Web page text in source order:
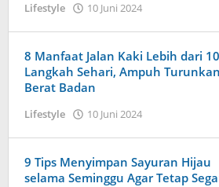
Lifestyle 10 Juni 2024
8 Manfaat Jalan Kaki Lebih dari
Langkah Sehari, Ampuh Turunkan
Berat Badan
Lifestyle 10 Juni 2024
9 Tips Menyimpan Sayuran Hijau
selama Seminggu Agar Tetap